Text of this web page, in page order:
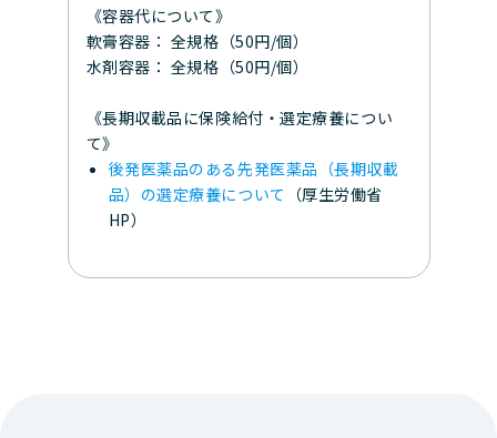
《容器代について》
軟膏容器： 全規格（50円/個）
水剤容器： 全規格（50円/個）
《長期収載品に保険給付・選定療養につい
て》
後発医薬品のある先発医薬品（長期収載
品）の選定療養について
（厚生労働省
HP）